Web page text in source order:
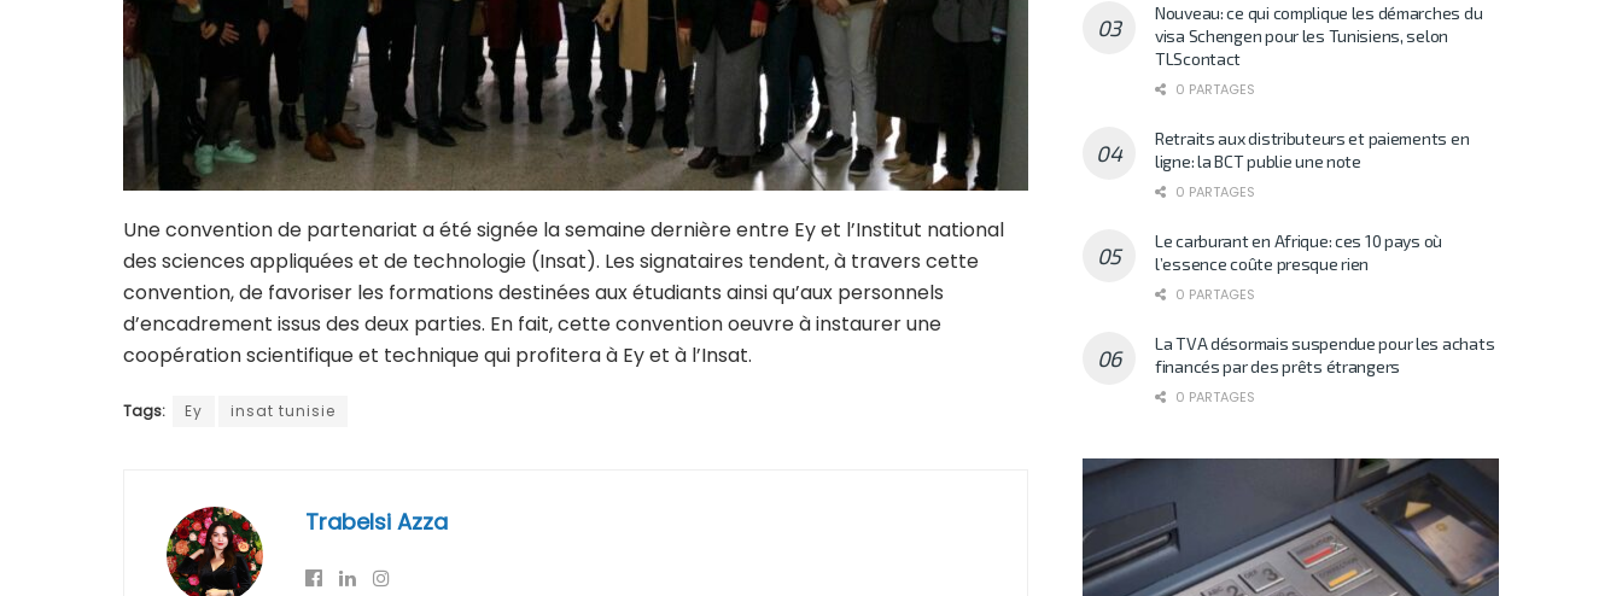
Une convention de partenariat a été signée la semaine dernière entre Ey et l’Institut national
des sciences appliquées et de technologie (Insat). Les signataires tendent, à travers cette
convention, de favoriser les formations destinées aux étudiants ainsi qu’aux personnels
d’encadrement issus des deux parties. En fait, cette convention oeuvre à instaurer une
coopération scientifique et technique qui profitera à Ey et à l’Insat.
Tags: Ey insat tunisie
Trabelsi Azza
Nouveau: ce qui complique les démarches du
visa Schengen pour les Tunisiens, selon
TLScontact
0 PARTAGES
Retraits aux distributeurs et paiements en
ligne: la BCT publie une note
0 PARTAGES
Le carburant en Afrique: ces 10 pays où
l’essence coûte presque rien
0 PARTAGES
La TVA désormais suspendue pour les achats
financés par des prêts étrangers
0 PARTAGES